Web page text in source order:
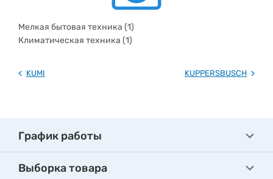
Мелкая бытовая техника (1)
Климатическая техника (1)
KUMI KUPPERSBUSCH
График работы
Выборка товара